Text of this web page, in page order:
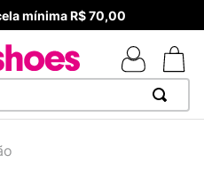
mínima R$ 70,00